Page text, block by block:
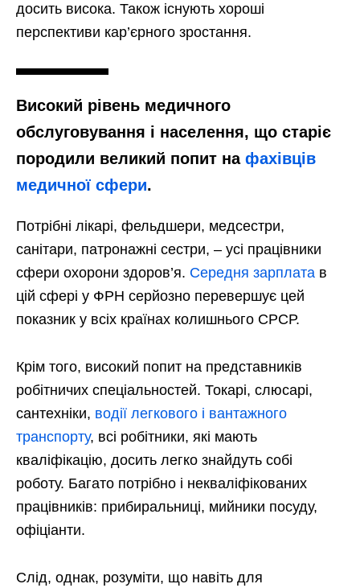
досить висока. Також існують хороші
перспективи кар’єрного зростання.
Високий рівень медичного
обслуговування і населення, що старіє
породили великий попит на фахівців
медичної сфери.
Потрібні лікарі, фельдшери, медсестри,
санітари, патронажні сестри, – усі працівники
сфери охорони здоров’я. Середня зарплата в
цій сфері у ФРН серйозно перевершує цей
показник у всіх країнах колишнього СРСР.
Крім того, високий попит на представників
робітничих спеціальностей. Токарі, слюсарі,
сантехніки, водії легкового і вантажного
транспорту, всі робітники, які мають
кваліфікацію, досить легко знайдуть собі
роботу. Багато потрібно і некваліфікованих
працівників: прибиральниці, мийники посуду,
офіціанти.
Слід, однак, розуміти, що навіть для